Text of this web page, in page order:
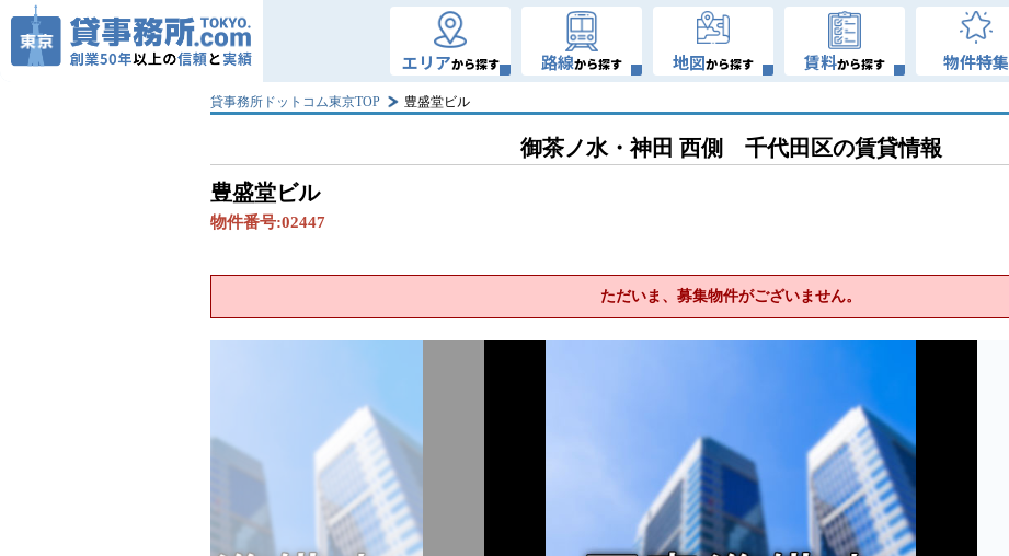
エリアから探す 路線から探す 地図から探す 賃料から探す 物件特集
貸事務所ドットコム東京TOP 豊盛堂ビル
御茶ノ水・神田 西側 千代田区の賃貸情報
豊盛堂ビル
物件番号:02447
ただいま、募集物件がございません。